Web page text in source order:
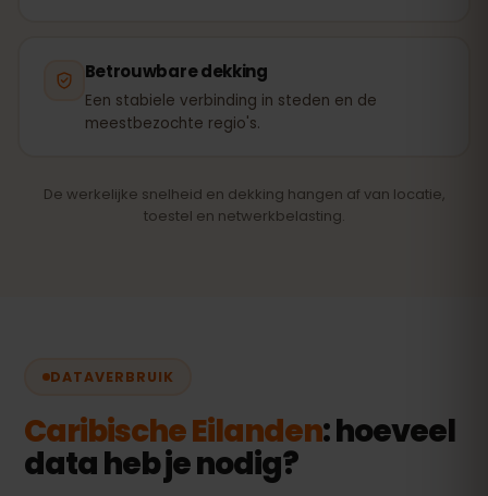
Betrouwbare dekking
Een stabiele verbinding in steden en de
meestbezochte regio's.
De werkelijke snelheid en dekking hangen af van locatie,
toestel en netwerkbelasting.
DATAVERBRUIK
Caribische Eilanden: hoeveel
data heb je nodig?